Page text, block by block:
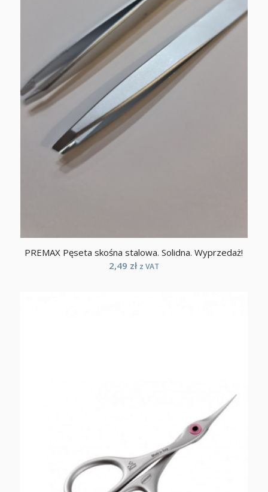
PREMAX Pęseta skośna stalowa. Solidna. Wyprzedaż!
2,49 zł z VAT